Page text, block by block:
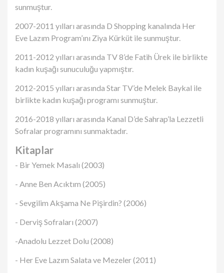
sunmuştur.
2007-2011 yılları arasında D Shopping kanalında Her
Eve Lazım Program’ını Ziya Kürküt ile sunmuştur.
2011-2012 yılları arasında TV 8’de Fatih Ürek ile birlikte
kadın kuşağı sunuculuğu yapmıştır.
2012-2015 yılları arasında Star TV’de Melek Baykal ile
birlikte kadın kuşağı programı sunmuştur.
2016-2018 yılları arasında Kanal D’de Sahrap’la Lezzetli
Sofralar programını sunmaktadır.
Kitaplar
- Bir Yemek Masalı (2003)
- Anne Ben Acıktım (2005)
- Sevgilim Akşama Ne Pişirdin? (2006)
- Derviş Sofraları (2007)
-Anadolu Lezzet Dolu (2008)
- Her Eve Lazım Salata ve Mezeler (2011)